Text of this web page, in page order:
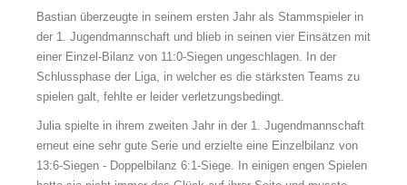
Bastian überzeugte in seinem ersten Jahr als Stammspieler in
der 1. Jugendmannschaft und blieb in seinen vier Einsätzen mit
einer Einzel-Bilanz von 11:0-Siegen ungeschlagen. In der
Schlussphase der Liga, in welcher es die stärksten Teams zu
spielen galt, fehlte er leider verletzungsbedingt.
Julia spielte in ihrem zweiten Jahr in der 1. Jugendmannschaft
erneut eine sehr gute Serie und erzielte eine Einzelbilanz von
13:6-Siegen - Doppelbilanz 6:1-Siege. In einigen engen Spielen